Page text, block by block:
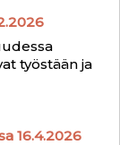
työstään ja
16.4.2026